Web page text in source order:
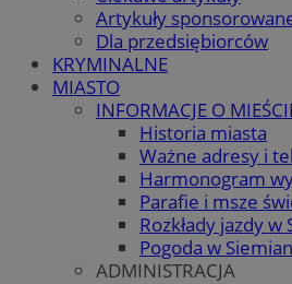
Artykuły
Dla przedsiębiorców
KRYMINALNE
MIASTO
INFORMACJE O
Historia miasta
Ważne adresy i
Harmonogram
Parafie i msze
Rozkłady jazdy
Pogoda w
ADMINISTRACJA